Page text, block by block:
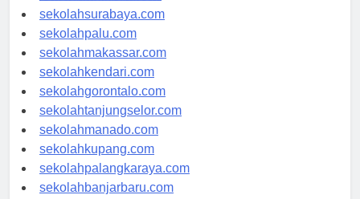
sekolahmataram.com
sekolahsurabaya.com
sekolahpalu.com
sekolahmakassar.com
sekolahkendari.com
sekolahgorontalo.com
sekolahtanjungselor.com
sekolahmanado.com
sekolahkupang.com
sekolahpalangkaraya.com